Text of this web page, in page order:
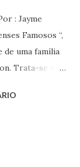
: Jayme
Famosos “,
de uma família
Trata-se da
e professora